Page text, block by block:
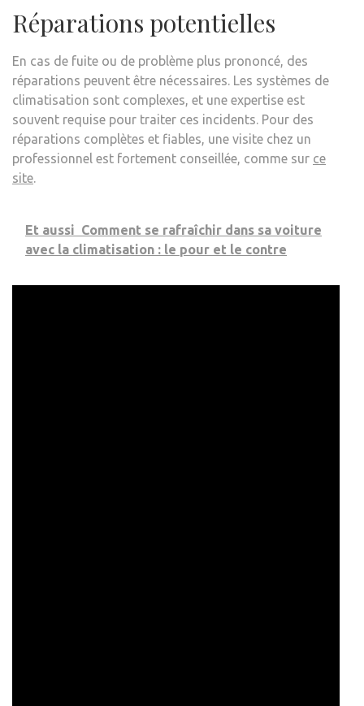
Réparations potentielles
En cas de fuite ou de problème plus prononcé, des
réparations peuvent être nécessaires. Les systèmes de
climatisation sont complexes, et une expertise est
souvent requise pour traiter ces incidents. Pour des
réparations complètes et fiables, une visite chez un
professionnel est fortement conseillée, comme sur ce
site.
Et aussi Comment se rafraîchir dans sa voiture
avec la climatisation : le pour et le contre